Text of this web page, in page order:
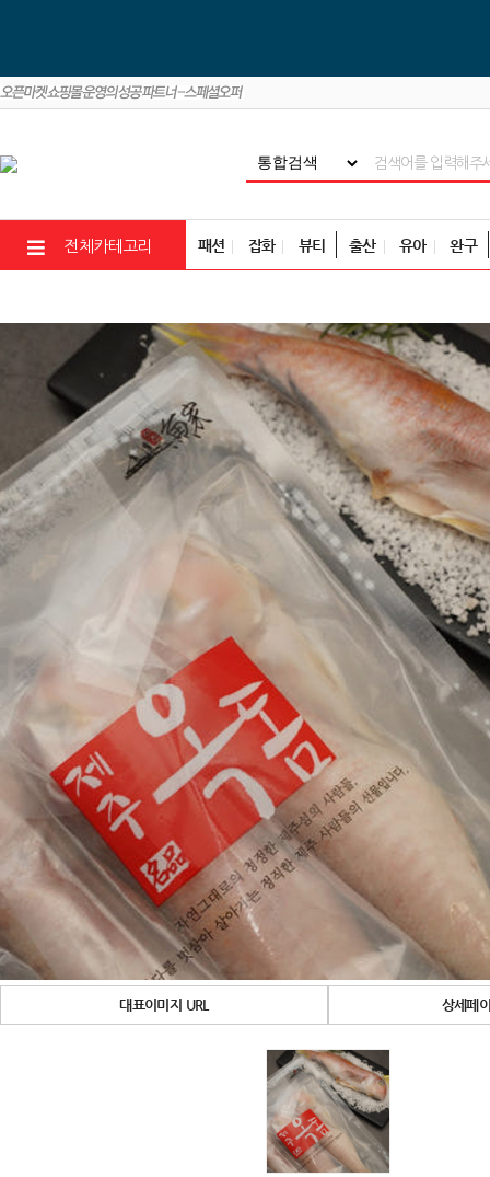
전체카테고리 패션 잡화 뷰티 출산 유아 완구
대표이미지 URL 상세페